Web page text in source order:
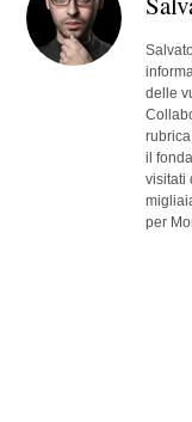
delle
il
visitati
per